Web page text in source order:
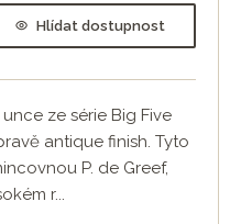
Hlídat dostupnost
ze série Big Five
antique finish. Tyto
P. de Greef,
r...